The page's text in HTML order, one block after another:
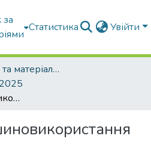
Статистика Увійти
Конференції та матеріали конференцій
Надійність машиновикористання агродронів